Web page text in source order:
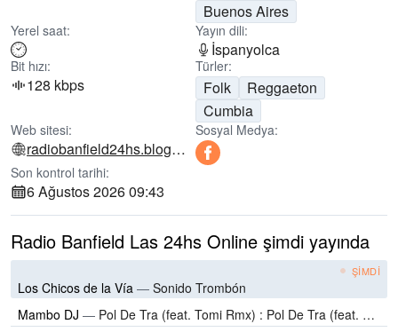
Buenos Aires
Yerel saat: Yayın dili:
İspanyolca
Bit hızı:
128 kbps
Türler:
Folk
Reggaeton
Cumbia
Web sitesi:
radiobanfield24hs.blogspot.com
Sosyal Medya:
Son kontrol tarihi:
6 Ağustos 2026 09:43
Radio Banfield Las 24hs Online şimdi yayında
ŞIMDI
Los Chicos de la Vía — Sonido Trombón
Mambo DJ — Pol De Tra (feat. Tomi Rmx) : Pol De Tra (feat. Tomi Rmx)